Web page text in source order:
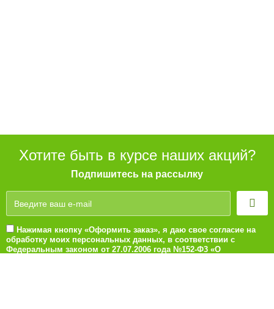
Хотите быть в курсе наших акций?
Подпишитесь на рассылку
Нажимая кнопку «Оформить заказ», я даю свое согласие на
обработку моих персональных данных, в соответствии с
Федеральным законом от 27.07.2006 года №152-Ф3 «О